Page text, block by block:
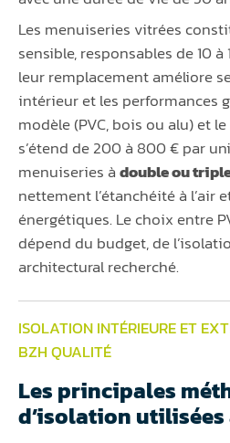
Les menuiseries vitrées
sensible, responsables de 10
leur remplacement améliore
intérieur et les performances
modèle (PVC, bois ou alu) et
s’étend de 200 à 800 € par
menuiseries àdouble ou
nettement l’étanchéité à l’air
énergétiques. Le choix entre
dépend du budget, de
architectural recherché.
ISOLATION INTÉRIEURE ET
BZH QUALITÉ
Les principales
d’isolation utilisées